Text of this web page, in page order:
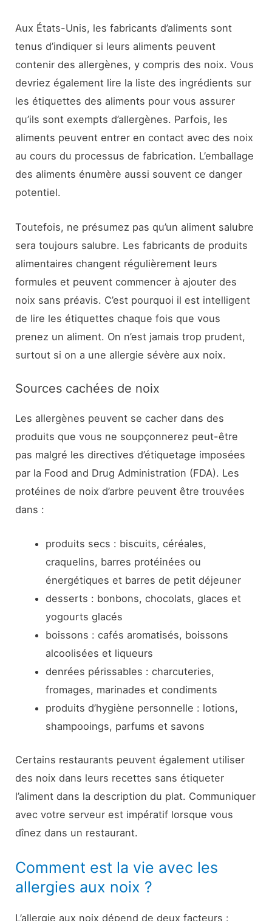
Aux États-Unis, les fabricants d’aliments sont
tenus d’indiquer si leurs aliments peuvent
contenir des allergènes, y compris des noix. Vous
devriez également lire la liste des ingrédients sur
les étiquettes des aliments pour vous assurer
qu’ils sont exempts d’allergènes. Parfois, les
aliments peuvent entrer en contact avec des noix
au cours du processus de fabrication. L’emballage
des aliments énumère aussi souvent ce danger
potentiel.
Toutefois, ne présumez pas qu’un aliment salubre
sera toujours salubre. Les fabricants de produits
alimentaires changent régulièrement leurs
formules et peuvent commencer à ajouter des
noix sans préavis. C’est pourquoi il est intelligent
de lire les étiquettes chaque fois que vous
prenez un aliment. On n’est jamais trop prudent,
surtout si on a une allergie sévère aux noix.
Sources cachées de noix
Les allergènes peuvent se cacher dans des
produits que vous ne soupçonnerez peut-être
pas malgré les directives d’étiquetage imposées
par la Food and Drug Administration (FDA). Les
protéines de noix d’arbre peuvent être trouvées
dans :
produits secs : biscuits, céréales,
craquelins, barres protéinées ou
énergétiques et barres de petit déjeuner
desserts : bonbons, chocolats, glaces et
yogourts glacés
boissons : cafés aromatisés, boissons
alcoolisées et liqueurs
denrées périssables : charcuteries,
fromages, marinades et condiments
produits d’hygiène personnelle : lotions,
shampooings, parfums et savons
Certains restaurants peuvent également utiliser
des noix dans leurs recettes sans étiqueter
l’aliment dans la description du plat. Communiquer
avec votre serveur est impératif lorsque vous
dînez dans un restaurant.
Comment est la vie avec les
allergies aux noix ?
L’allergie aux noix dépend de deux facteurs :